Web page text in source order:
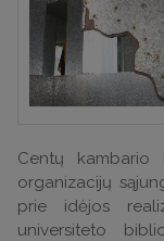
Centų kambario
organizacijų
prie idėjos
universiteto